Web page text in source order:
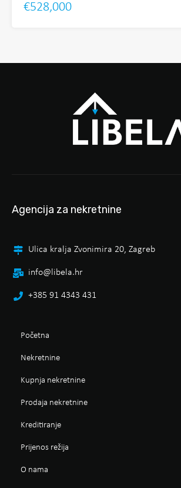
€528,000
Agencija za nekretnine
Ulica kralja Zvonimira 20, Zagreb
info@libela.hr
+385 91 4343 431
Početna
Nekretnine
Kupnja nekretnine
Prodaja nekretnine
Kreditiranje
Prijenos režija
O nama